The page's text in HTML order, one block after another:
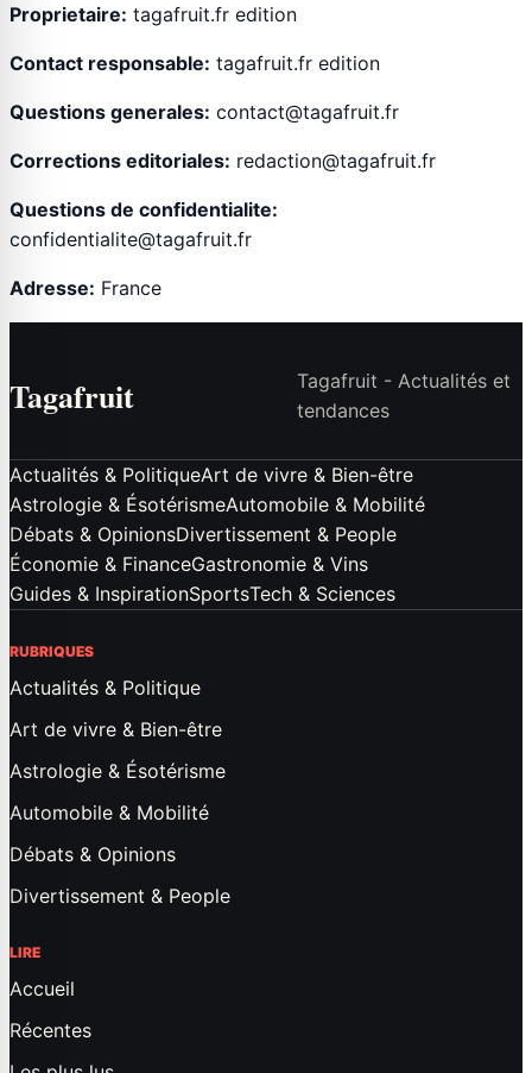
Proprietaire: tagafruit.fr edition
Contact responsable: tagafruit.fr edition
Questions generales: contact@tagafruit.fr
Corrections editoriales: redaction@tagafruit.fr
Questions de confidentialite:
confidentialite@tagafruit.fr
Adresse: France
Tagafruit
Tagafruit - Actualités et
tendances
Actualités & PolitiqueArt de vivre & Bien-être
Astrologie & ÉsotérismeAutomobile & Mobilité
Débats & OpinionsDivertissement & People
Économie & FinanceGastronomie & Vins
Guides & InspirationSportsTech & Sciences
RUBRIQUES
Actualités & Politique
Art de vivre & Bien-être
Astrologie & Ésotérisme
Automobile & Mobilité
Débats & Opinions
Divertissement & People
LIRE
Accueil
Récentes